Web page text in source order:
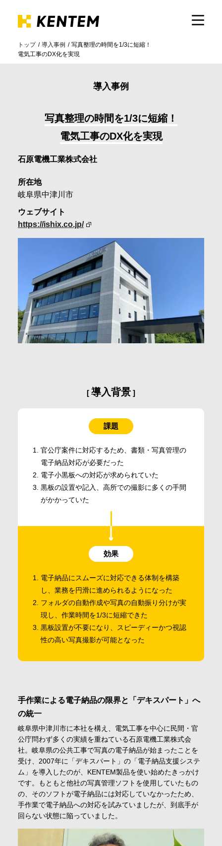
製品・サービス
サポート
イベント・セミナー
採用情報
お問合せ・申込
資料請求
マイページ
トップ 導入事例
写真整理の時間を1/3に短縮！
電気工事のDX化を実現
導入事例
写真整理の時間を1/3に短縮！
電気工事のDX化を実現
石原電機工業株式会社
所在地
岐阜県中津川市
ウェブサイト
https://ishix.co.jp/
導入背景
課題
官公庁案件に対応するため、書類・写真管理の
電子納品対応が必要だった
電子小黒板への対応が求められていた
黒板の設置や記入、高所での撮影に多くの手間
がかかっていた
効果
電子納品にスムーズに対応できる体制を構築
し、業務を円滑に進められるようになった
フォルダの自動作成や写真の自動振り分けが実
現し、作業時間を1/3に短縮できた
黒板設置が不要になり、スピーディーかつ視認
性の高い写真撮影が可能となった
手作業による電子納品の限界と「デキスパート」へ
の統一
岐阜県中津川市に本社を構え、電気工事を中心に民間・官
公庁問わず多くの実績を重ねている石原電機工業株式会
社。岐阜県の公共工事で写真の電子納品が始まったことを
受け、2007年に「デキスパート」の「電子納品支援システ
ム」を導入したのが、KENTEM製品を使い始めたきっかけ
です。もともと他社の写真管理ソフトを使用していたもの
の、そのソフトが電子納品には対応していなかったため、
手作業で電子納品への対応を試みていましたが、到底手が
回らない状態に陥っていました。